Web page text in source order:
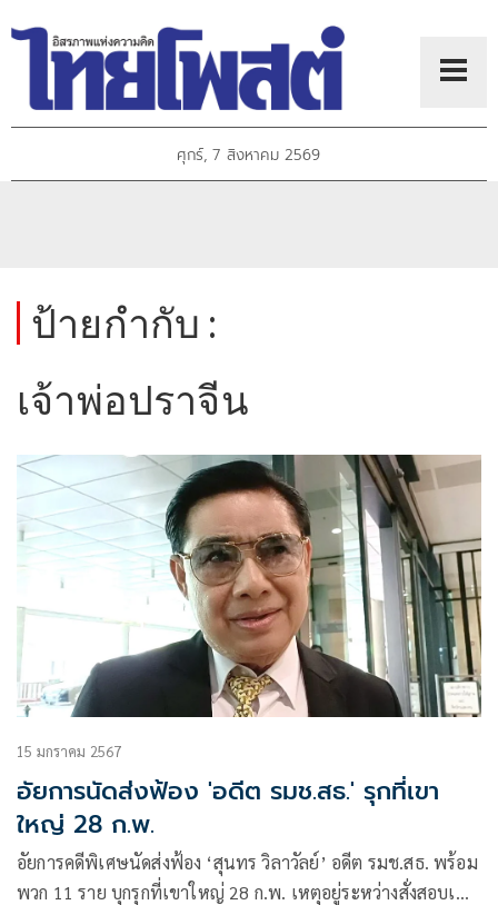
ศุกร์, 7 สิงหาคม 2569
ป้ายกำกับ :
เจ้าพ่อปราจีน
15 มกราคม 2567
อัยการนัดส่งฟ้อง 'อดีต รมช.สธ.' รุกที่เขา
ใหญ่ 28 ก.พ.
อัยการคดีพิเศษนัดส่งฟ้อง ‘สุนทร วิลาวัลย์’ อดีต รมช.สธ. พร้อม
พวก 11 ราย บุกรุกที่เขาใหญ่ 28 ก.พ. เหตุอยู่ระหว่างสั่งสอบเพิ่ม